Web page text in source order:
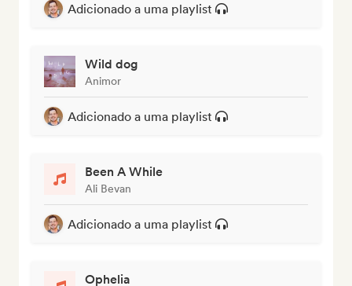
Adicionado a uma playlist
Wild dog
Animor
Adicionado a uma playlist
Been A While
Ali Bevan
Adicionado a uma playlist
Ophelia